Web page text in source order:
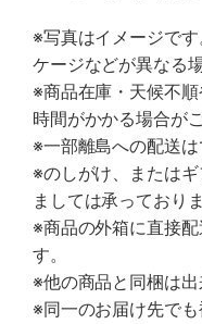
※写真はイメージで
ケージなどが異なる
※商品在庫・天候不
時間がかかる場合が
※一部離島への配送は
※のしがけ、または
ましては承っており
※商品の外箱に直接
す。
※他の商品と同梱は出
※同一のお届け先で